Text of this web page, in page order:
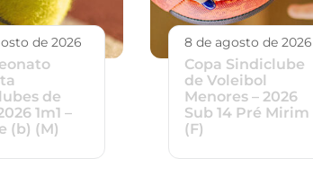
de 2026
de
1m1 –
(b) (M)
8 de agosto de 2026
Copa Sindiclube
de Voleibol
Menores – 2026
Sub 14 Pré Mirim
(F)